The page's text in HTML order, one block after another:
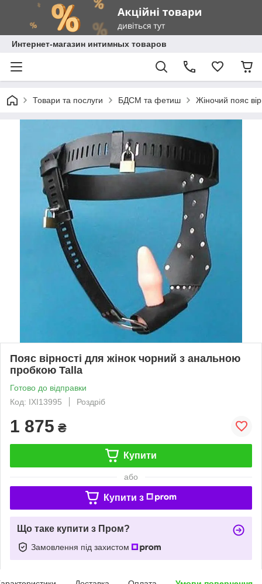
Интернет-магазин интимных товаров
Товари та послуги БДСМ та фетиш Жіночий пояс
Пояс вірності для жінок чорний з анальною
пробкою Talla
Готово до відправки
Код: IXI13995
Роздріб
1 875 ₴
Купити
або
Купити з
Що таке купити з Пром?
Замовлення під захистом